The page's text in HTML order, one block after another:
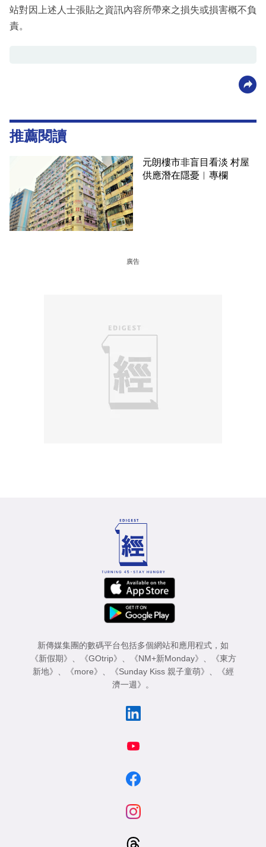
站對因上述人士張貼之資訊內容所帶來之損失或損害概不負
責。
推薦閱讀
元朗樓市非盲目看淡 村屋
供應潛在隱憂︳專欄
廣告
新傳媒集團的數碼平台包括多個網站和應用程式，如
《新假期》 、 《GOtrip》 、 《NM+新Monday》 、
《東方
新地》 、 《more》 、 《Sunday Kiss 親子童萌》 、
《經
濟一週》 。